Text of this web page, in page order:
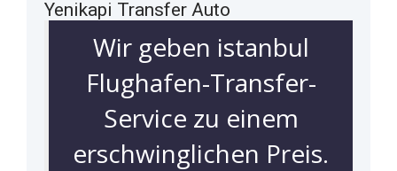
Yenikapi Transfer Auto
Wir geben istanbul
Flughafen-Transfer-
Service zu einem
erschwinglichen Preis.